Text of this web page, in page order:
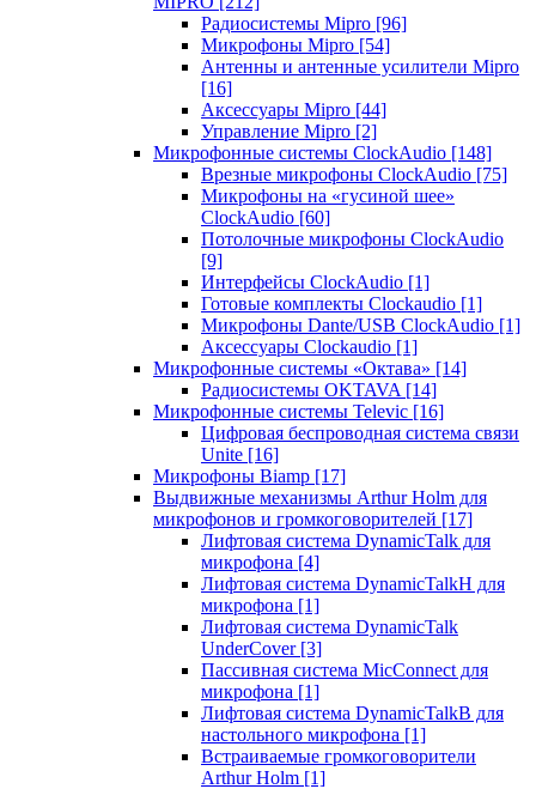
Радиосистемы Mipro [96]
Микрофоны Mipro [54]
Антенны и антенные усилители Mipro
[16]
Аксессуары Mipro [44]
Управление Mipro [2]
Микрофонные системы ClockAudio [148]
Врезные микрофоны ClockAudio [75]
Микрофоны на «гусиной шее»
ClockAudio [60]
Потолочные микрофоны ClockAudio
[9]
Интерфейсы ClockAudio [1]
Готовые комплекты Clockaudio [1]
Микрофоны Dante/USB ClockAudio [1]
Аксессуары Clockaudio [1]
Микрофонные системы «Октава» [14]
Радиосистемы OKTAVA [14]
Микрофонные системы Televic [16]
Цифровая беспроводная система связи
Unite [16]
Микрофоны Biamp [17]
Выдвижные механизмы Arthur Holm для
микрофонов и громкоговорителей [17]
Лифтовая система DynamicTalk для
микрофона [4]
Лифтовая система DynamicTalkH для
микрофона [1]
Лифтовая система DynamicTalk
UnderCover [3]
Пассивная система MicConnect для
микрофона [1]
Лифтовая система DynamicTalkB для
настольного микрофона [1]
Встраиваемые громкоговорители
Arthur Holm [1]